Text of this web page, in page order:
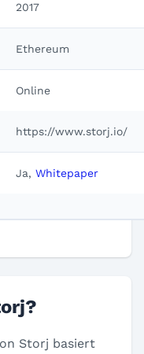
2017
Ethereum
Online
https://www.storj.io/
Ja, Whitepaper
Storj basiert